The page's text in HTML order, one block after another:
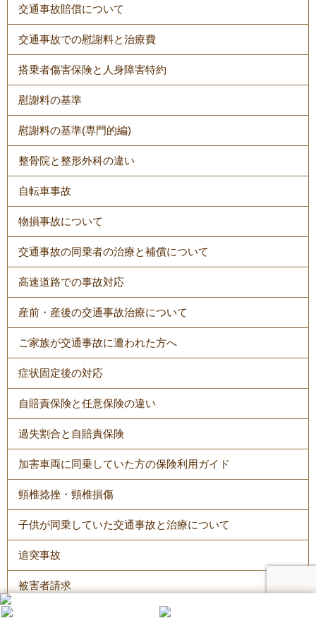
交通事故賠償について
交通事故での慰謝料と治療費
搭乗者傷害保険と人身障害特約
慰謝料の基準
慰謝料の基準(専門的編)
整骨院と整形外科の違い
自転車事故
物損事故について
交通事故の同乗者の治療と補償について
高速道路での事故対応
産前・産後の交通事故治療について
ご家族が交通事故に遭われた方へ
症状固定後の対応
自賠責保険と任意保険の違い
過失割合と自賠責保険
加害車両に同乗していた方の保険利用ガイド
頸椎捻挫・頸椎損傷
子供が同乗していた交通事故と治療について
追突事故
被害者請求